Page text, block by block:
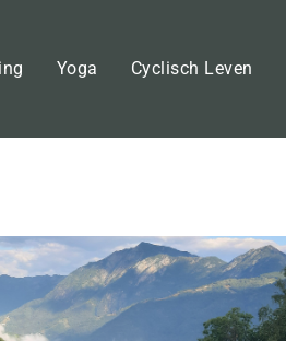
Yoga Cyclisch Leven